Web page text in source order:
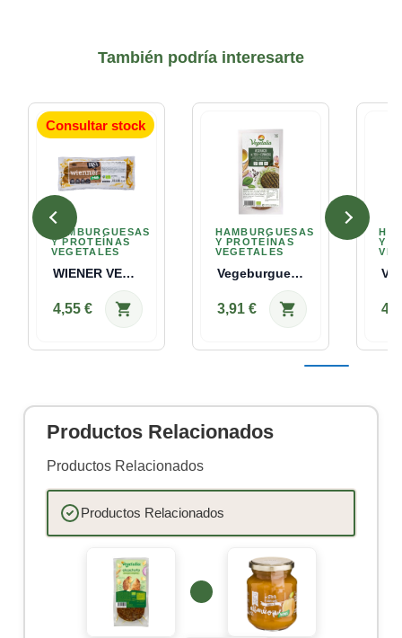
También podría interesarte
HAMBURGUESAS
Y PROTEÍNAS
VEGETALES
WIENER VEGETAL BIO-N FR Santiveri 200 G
4,55 € shopping_cart
Consultar stock
HAMBURGUESAS
Y PROTEÍNAS
VEGETALES
Vegeburguer De Tofu Y Espinacas Bio 160g...
3,91 € shopping_cart
Y
Productos Relacionados
Productos Relacionados
Productos Relacionados